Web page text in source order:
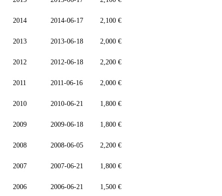
2014 2014-06-17 2,100 €
2013 2013-06-18 2,000 €
2012 2012-06-18 2,200 €
2011 2011-06-16 2,000 €
2010 2010-06-21 1,800 €
2009 2009-06-18 1,800 €
2008 2008-06-05 2,200 €
2007 2007-06-21 1,800 €
2006 2006-06-21 1,500 €